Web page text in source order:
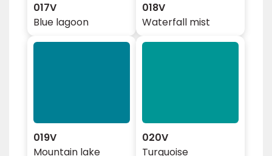
017V
Blue lagoon
018V
Waterfall mist
019V
Mountain lake
020V
Turquoise